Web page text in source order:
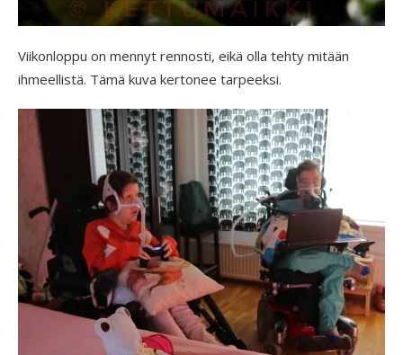
Viikonloppu on mennyt rennosti, eikä olla tehty mitään
ihmeellistä. Tämä kuva kertonee tarpeeksi.